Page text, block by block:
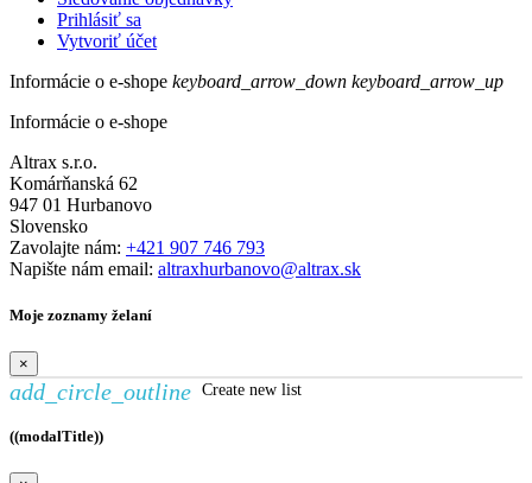
Prihlásiť sa
Vytvoriť účet
Informácie o e-shope keyboard_arrow_down keyboard_arrow_up
Informácie o e-shope
Altrax s.r.o.
Komárňanská 62
947 01 Hurbanovo
Slovensko
Zavolajte nám: +421 907 746 793
Napište nám email: altraxhurbanovo@altrax.sk
Moje zoznamy želaní
×
add_circle_outline Create new list
((modalTitle))